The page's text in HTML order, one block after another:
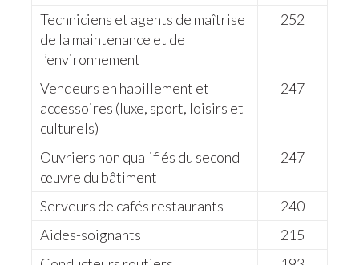
Techniciens et agents de maîtrise
de la maintenance et de
l’environnement
252
Vendeurs en habillement et
accessoires (luxe, sport, loisirs et
culturels)
247
Ouvriers non qualifiés du second
œuvre du bâtiment
247
Serveurs de cafés restaurants
240
Aides-soignants
215